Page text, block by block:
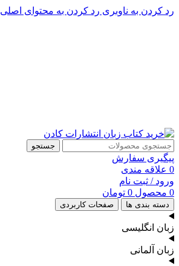
رد کردن به ناوبری رد کردن به محتوای اصلی
جستجو
پیگیری سفارش
0 علاقه مندی
ورود / ثبت نام
0 محصول 0 تومان
دسته بندی ها صفحات کاربردی
زبان انگلیسی
زبان آلمانی